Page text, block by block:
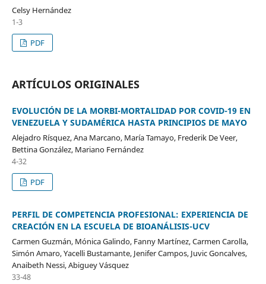
Celsy Hernández
1-3
PDF
ARTÍCULOS ORIGINALES
EVOLUCIÓN DE LA MORBI-MORTALIDAD POR COVID-19 EN
VENEZUELA Y SUDAMÉRICA HASTA PRINCIPIOS DE MAYO
Alejadro Rísquez, Ana Marcano, María Tamayo, Frederik De Veer,
Bettina González, Mariano Fernández
4-32
PDF
PERFIL DE COMPETENCIA PROFESIONAL: EXPERIENCIA DE
CREACIÓN EN LA ESCUELA DE BIOANÁLISIS-UCV
Carmen Guzmán, Mónica Galindo, Fanny Martínez, Carmen Carolla,
Simón Amaro, Yacelli Bustamante, Jenifer Campos, Juvic Goncalves,
Anaibeth Nessi, Abiguey Vásquez
33-48